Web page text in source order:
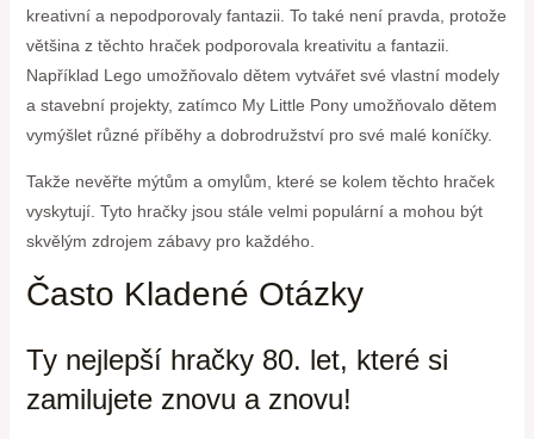
kreativní a nepodporovaly fantazii. To také není pravda, protože
většina z těchto hraček podporovala kreativitu a fantazii.
Například Lego umožňovalo dětem vytvářet své vlastní modely
a stavební projekty, zatímco My Little Pony umožňovalo dětem
vymýšlet různé příběhy a dobrodružství pro své malé koníčky.
Takže nevěřte mýtům a omylům, které se kolem těchto hraček
vyskytují. Tyto hračky jsou stále velmi populární a mohou být
skvělým zdrojem zábavy pro každého.
Často Kladené Otázky
Ty nejlepší hračky 80. let, které si
zamilujete znovu a znovu!